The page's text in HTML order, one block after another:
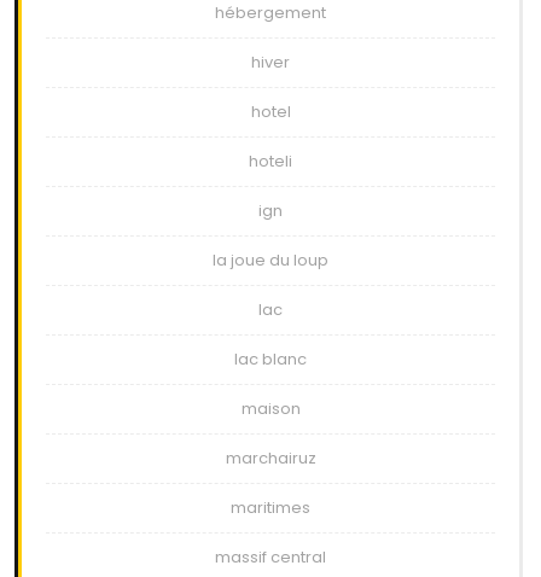
hébergement
hiver
hotel
hoteli
ign
la joue du loup
lac
lac blanc
maison
marchairuz
maritimes
massif central